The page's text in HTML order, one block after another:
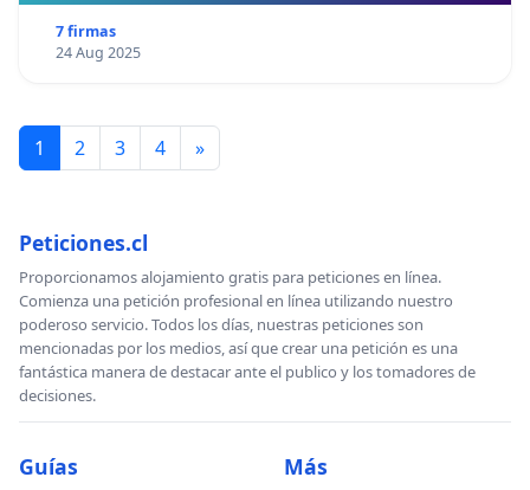
7 firmas
24 Aug 2025
1 2 3 4 »
Peticiones.cl
Proporcionamos alojamiento gratis para peticiones en línea.
Comienza una petición profesional en línea utilizando nuestro
poderoso servicio. Todos los días, nuestras peticiones son
mencionadas por los medios, así que crear una petición es una
fantástica manera de destacar ante el publico y los tomadores de
decisiones.
Guías Más